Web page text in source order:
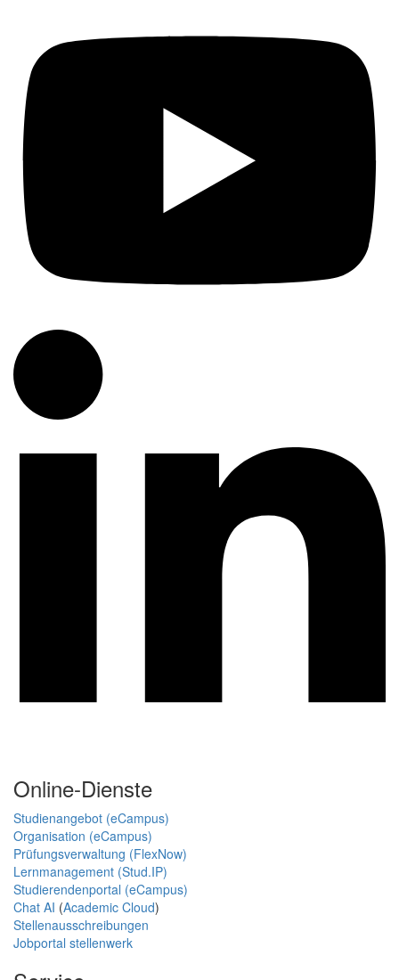
Online-Dienste
Studienangebot (eCampus)
Organisation (eCampus)
Prüfungsverwaltung (FlexNow)
Lernmanagement (Stud.IP)
Studierendenportal (eCampus)
Chat AI (Academic Cloud)
Stellenausschreibungen
Jobportal stellenwerk